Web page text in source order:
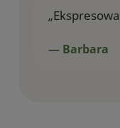
— Barbara